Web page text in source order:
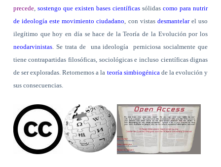
precede, sostengo que existen bases científicassólidascomo para nutrir
de ideología este movimiento ciudadano , con vistas desmantelarel uso
ilegítimo que hoy en día se hace de la Teoría de la Evolución por los
neodarvinistas. Se trata de una ideología
perniciosa socialmente que
tiene contrapartidas filosóficas, sociológicas e incluso científicas dignas
de ser exploradas. Retornemos a la teoría simbiogénica de la evolución y
sus consecuencias.